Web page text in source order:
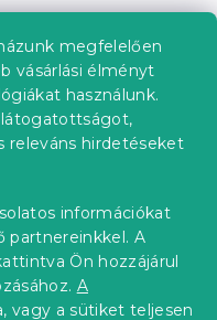
megfelelően
vásárlási élményt
használunk.
releváns hirdetéseket
információkat
partnereinkkel. A
Ön hozzájárul
A
vagy a sütiket teljesen